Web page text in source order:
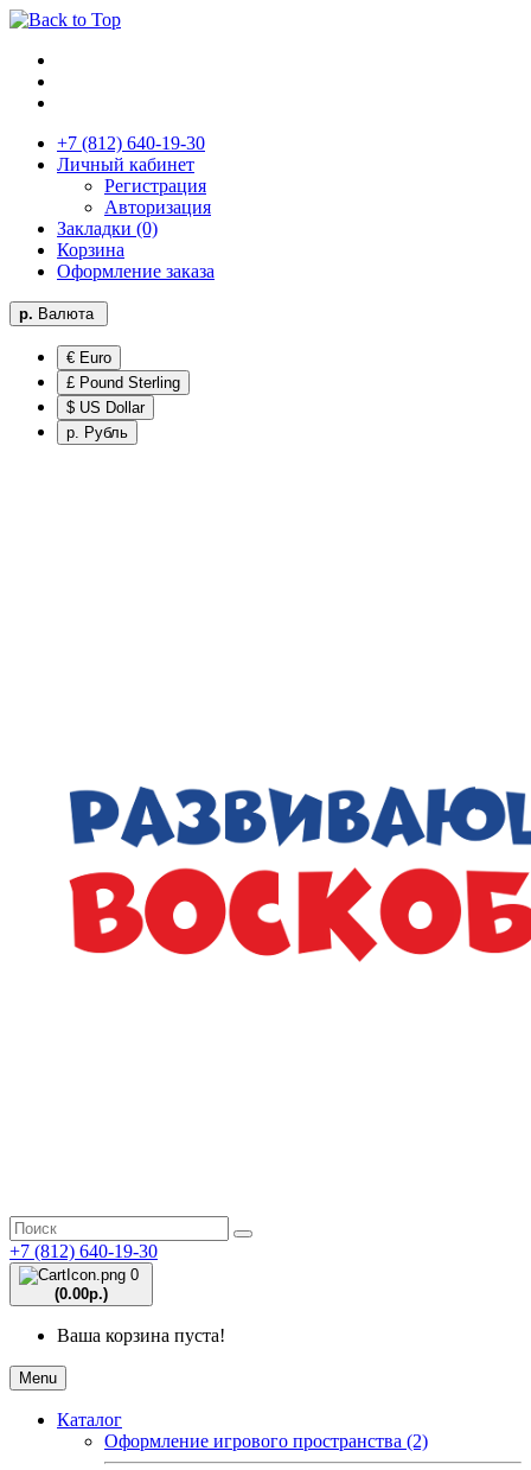
+7 (812) 640-19-30
Личный кабинет
Регистрация
Авторизация
Закладки (0)
Корзина
Оформление заказа
р. Валюта
€ Euro
£ Pound Sterling
$ US Dollar
р. Рубль
+7 (812) 640-19-30
0
(0.00р.)
Ваша корзина пуста!
Menu
Каталог
Оформление игрового пространства (2)